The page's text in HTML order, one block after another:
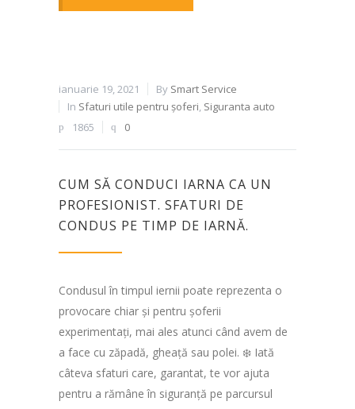
ianuarie 19, 2021 By Smart Service
In Sfaturi utile pentru șoferi, Siguranta auto
1865
0
CUM SĂ CONDUCI IARNA CA UN
PROFESIONIST. SFATURI DE
CONDUS PE TIMP DE IARNĂ.
Condusul în timpul iernii poate reprezenta o
provocare chiar și pentru șoferii
experimentați, mai ales atunci când avem de
a face cu zăpadă, gheață sau polei. ❄️ Iată
câteva sfaturi care, garantat, te vor ajuta
pentru a rămâne în siguranță pe parcursul